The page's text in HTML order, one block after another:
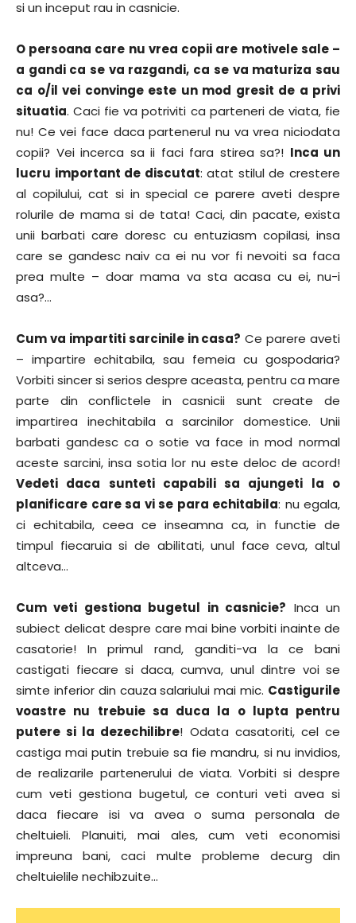
si un inceput rau in casnicie.
O persoana care nu vrea copii are motivele sale –
a gandi ca se va razgandi, ca se va maturiza sau
ca o/il vei convinge este un mod gresit de a privi
situatia. Caci fie va potriviti ca parteneri de viata, fie
nu! Ce vei face daca partenerul nu va vrea niciodata
copii? Vei incerca sa ii faci fara stirea sa?! Inca un
lucru important de discutat: atat stilul de crestere
al copilului, cat si in special ce parere aveti despre
rolurile de mama si de tata! Caci, din pacate, exista
unii barbati care doresc cu entuziasm copilasi, insa
care se gandesc naiv ca ei nu vor fi nevoiti sa faca
prea multe – doar mama va sta acasa cu ei, nu-i
asa?…
Cum va impartiti sarcinile in casa? Ce parere aveti
– impartire echitabila, sau femeia cu gospodaria?
Vorbiti sincer si serios despre aceasta, pentru ca mare
parte din conflictele in casnicii sunt create de
impartirea inechitabila a sarcinilor domestice. Unii
barbati gandesc ca o sotie va face in mod normal
aceste sarcini, insa sotia lor nu este deloc de acord!
Vedeti daca sunteti capabili sa ajungeti la o
planificare care sa vi se para echitabila: nu egala,
ci echitabila, ceea ce inseamna ca, in functie de
timpul fiecaruia si de abilitati, unul face ceva, altul
altceva…
Cum veti gestiona bugetul in casnicie? Inca un
subiect delicat despre care mai bine vorbiti inainte de
casatorie! In primul rand, ganditi-va la ce bani
castigati fiecare si daca, cumva, unul dintre voi se
simte inferior din cauza salariului mai mic. Castigurile
voastre nu trebuie sa duca la o lupta pentru
putere si la dezechilibre! Odata casatoriti, cel ce
castiga mai putin trebuie sa fie mandru, si nu invidios,
de realizarile partenerului de viata. Vorbiti si despre
cum veti gestiona bugetul, ce conturi veti avea si
daca fiecare isi va avea o suma personala de
cheltuieli. Planuiti, mai ales, cum veti economisi
impreuna bani, caci multe probleme decurg din
cheltuielile nechibzuite…